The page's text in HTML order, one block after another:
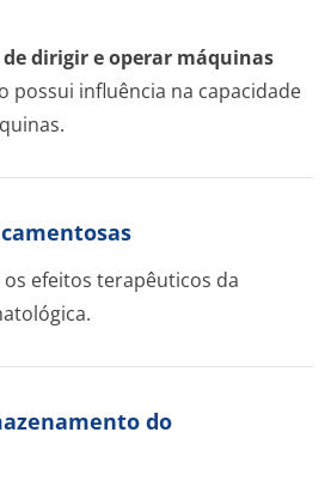
dirigir e operar máquinas
possui influência na capacidade
efeitos terapêuticos da
do